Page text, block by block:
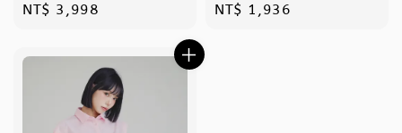
Regular
NT$ 3,998
Regular
NT$ 1,936